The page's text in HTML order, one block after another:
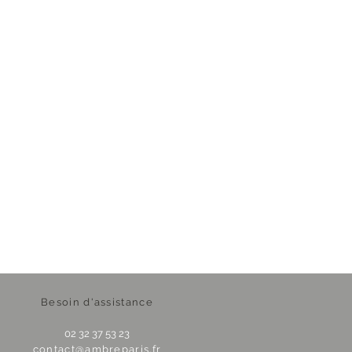
Besoin d'assistance
02 32 37 53 23
contact@ambreparis.fr